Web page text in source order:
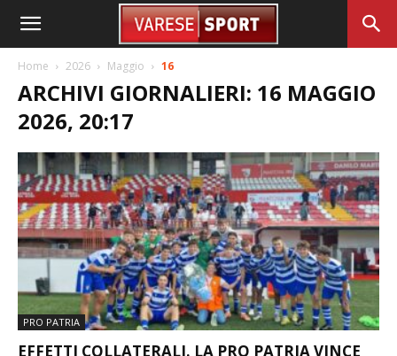
Home 2026 Maggio 16
ARCHIVI GIORNALIERI: 16 MAGGIO
2026, 20:17
PRO PATRIA
EFFETTI COLLATERALI. LA PRO PATRIA VINCE